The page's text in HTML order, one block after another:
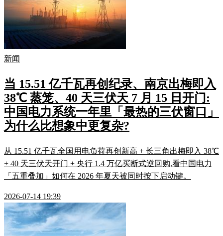
新闻
当 15.51 亿千瓦再创纪录、南京出梅即入
38℃ 蒸笼、40 天三伏天 7 月 15 日开门:
中国电力系统一年里「最热的三伏窗口」
为什么比想象中更复杂?
从 15.51 亿千瓦全国用电负荷再创新高 + 长三角出梅即入 38℃
+ 40 天三伏天开门 + 央行 1.4 万亿买断式逆回购,看中国电力
「五重叠加」如何在 2026 年夏天被同时按下启动键。
2026-07-14 19:39